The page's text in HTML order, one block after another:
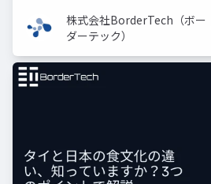
株式会社BorderTech（ボー
ダーテック）